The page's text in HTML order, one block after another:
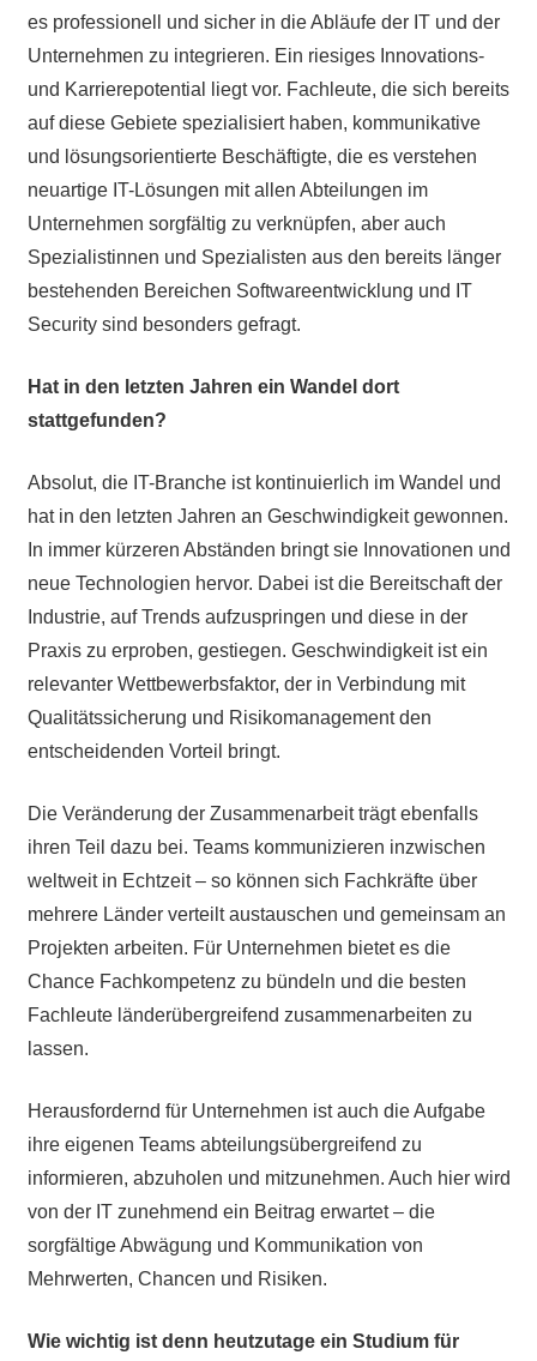
es professionell und sicher in die Abläufe der IT und der
Unternehmen zu integrieren. Ein riesiges Innovations-
und Karrierepotential liegt vor. Fachleute, die sich bereits
auf diese Gebiete spezialisiert haben, kommunikative
und lösungsorientierte Beschäftigte, die es verstehen
neuartige IT-Lösungen mit allen Abteilungen im
Unternehmen sorgfältig zu verknüpfen, aber auch
Spezialistinnen und Spezialisten aus den bereits länger
bestehenden Bereichen Softwareentwicklung und IT
Security sind besonders gefragt.
Hat in den letzten Jahren ein Wandel dort
stattgefunden?
Absolut, die IT-Branche ist kontinuierlich im Wandel und
hat in den letzten Jahren an Geschwindigkeit gewonnen.
In immer kürzeren Abständen bringt sie Innovationen und
neue Technologien hervor. Dabei ist die Bereitschaft der
Industrie, auf Trends aufzuspringen und diese in der
Praxis zu erproben, gestiegen. Geschwindigkeit ist ein
relevanter Wettbewerbsfaktor, der in Verbindung mit
Qualitätssicherung und Risikomanagement den
entscheidenden Vorteil bringt.
Die Veränderung der Zusammenarbeit trägt ebenfalls
ihren Teil dazu bei. Teams kommunizieren inzwischen
weltweit in Echtzeit – so können sich Fachkräfte über
mehrere Länder verteilt austauschen und gemeinsam an
Projekten arbeiten. Für Unternehmen bietet es die
Chance Fachkompetenz zu bündeln und die besten
Fachleute länderübergreifend zusammenarbeiten zu
lassen.
Herausfordernd für Unternehmen ist auch die Aufgabe
ihre eigenen Teams abteilungsübergreifend zu
informieren, abzuholen und mitzunehmen. Auch hier wird
von der IT zunehmend ein Beitrag erwartet – die
sorgfältige Abwägung und Kommunikation von
Mehrwerten, Chancen und Risiken.
Wie wichtig ist denn heutzutage ein Studium für